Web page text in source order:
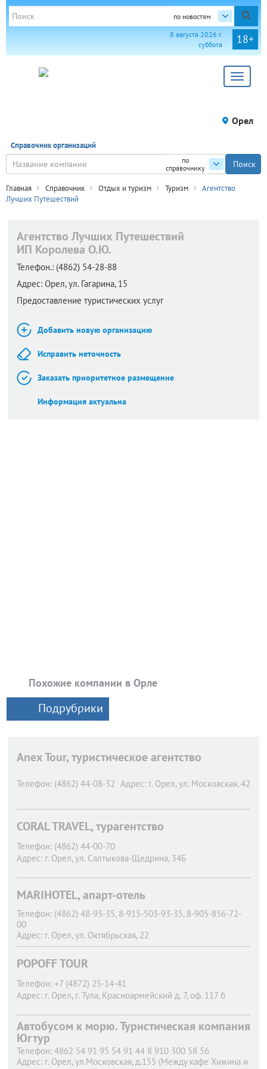
по новостям
18+
8 августа 2026 г.
суббота
Toggle
Орел
Справочник организаций
по
справочнику
Главная Справочник Отдых и туризм Туризм
Агентство
Лучших Путешествий
Агентство Лучших Путешествий
ИП Королева О.Ю.
Телефон.: (4862) 54-28-88
Адрес: Орел,ул. Гагарина, 15
Предоставление туристических услуг
Добавить новую организацию
Исправить неточность
Заказать приоритетное размещение
Информация актуальна
Похожие компании в Орле
Подрубрики
Anex Tour, туристическое агентство
Телефон: (4862) 44-08-32 Адрес: г. Орел, ул. Московская, 42
CORAL TRAVEL, турагентство
Телефон: (4862) 44-00-70
Адрес: г. Орел, ул. Салтыкова-Щедрина, 34Б
MARIHOTEL, апарт-отель
Телефон: (4862) 48-93-35, 8-915-503-93-35, 8-905-856-72-
00
Адрес: г. Орел, ул. Октябрьская, 22
POPOFF TOUR
Телефон: +7 (4872) 25-14-41
Адрес: г. Орел, г. Тула, Красноармейский д. 7, оф. 117 б
Автобусом к морю. Туристическая компания
Югтур
Телефон: 4862 54 91 95 54 91 44 8 910 300 58 56
Адрес: г. Орел, ул.Московская, д.155 (Между кафе Хижина и